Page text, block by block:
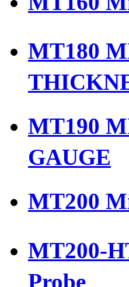
MT180
MT190
GAUGE
MT200
MT200-
Probe